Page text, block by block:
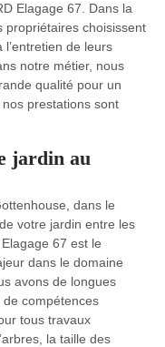
Elagage 67. Dans la
propriétaires choisissent
de leurs
notre métier, nous
qualité pour un
prestations sont
jardin au
dans le
votre jardin entre les
67 est le
dans le domaine
avons de longues
de compétences
tous travaux
la taille des